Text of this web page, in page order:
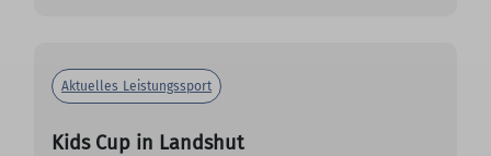
Aktuelles Leistungssport
Kids Cup in Landshut